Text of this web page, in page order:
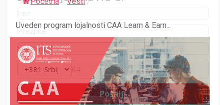
Uveden program lojalnosti CAA Learn & Earn...